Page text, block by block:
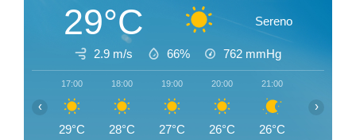
29°C Sereno
2.9 m/s 66% 762 mmHg
17:00
29°C
18:00
28°C
19:00
27°C
20:00
26°C
21:00
26°C
‹ ›